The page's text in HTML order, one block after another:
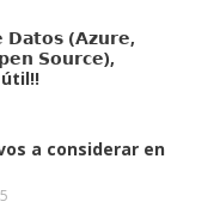
𝗗𝗮𝘁𝗼𝘀 (𝗔𝘇𝘂𝗿𝗲,
𝗦𝗼𝘂𝗿𝗰𝗲),
a considerar en